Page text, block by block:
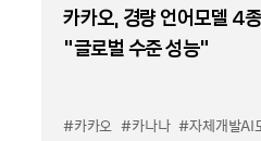
카카오, 경량 언어모델 4
“글로벌 수준 성능”
#카카오 #카나나 #자체개발AI